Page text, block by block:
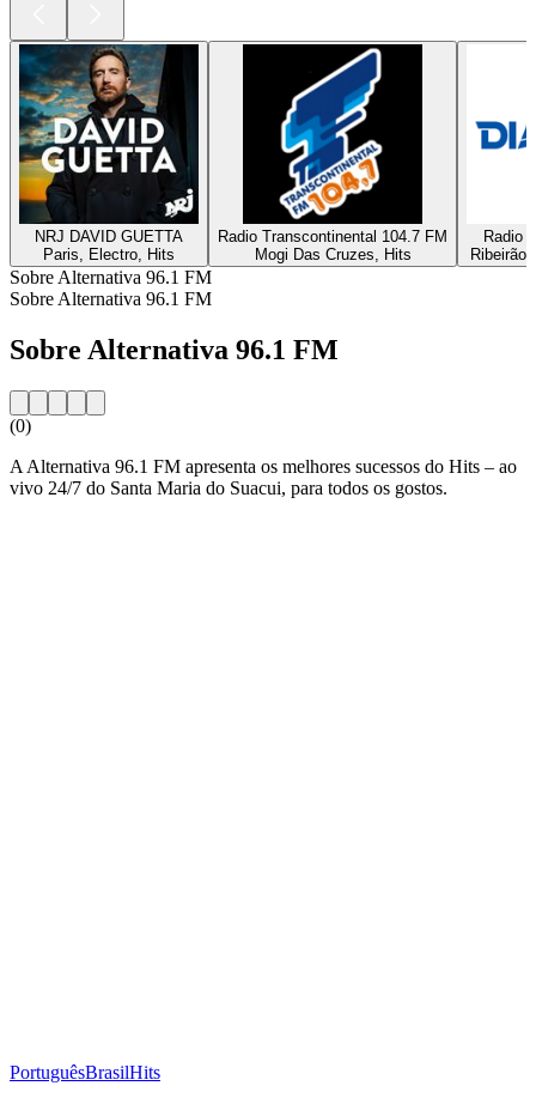
NRJ DAVID GUETTA
Paris, Electro, Hits
Radio Transcontinental 104.7 FM
Mogi Das Cruzes, Hits
Radio
Ribeirão
Sobre Alternativa 96.1 FM
Sobre Alternativa 96.1 FM
Sobre Alternativa 96.1 FM
(0)
A Alternativa 96.1 FM apresenta os melhores sucessos do Hits – ao
vivo 24/7 do Santa Maria do Suacui, para todos os gostos.
PortuguêsBrasilHits